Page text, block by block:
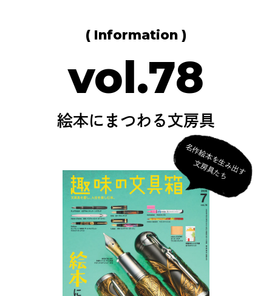
( Information )
vol.78
絵本にまつわる文房具
名
作
絵
本
を
生
み
出
す
文
房
具
た
ち